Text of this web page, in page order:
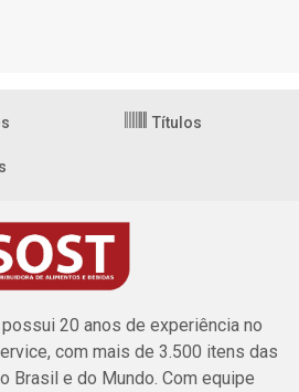
Títulos
20 anos de experiência no
com mais de 3.500 itens das
Brasil e do Mundo. Com equipe